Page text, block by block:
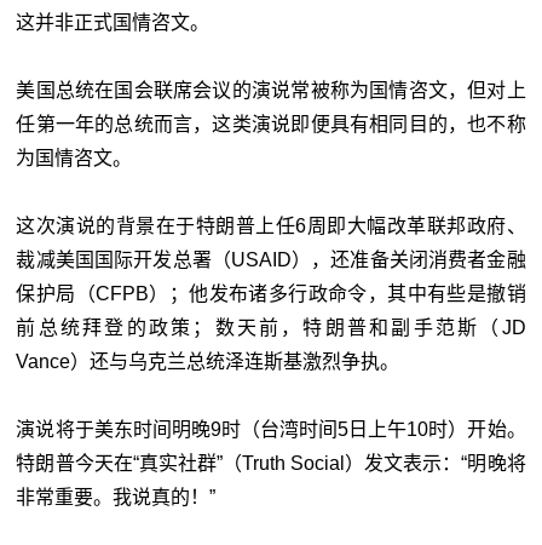
这并非正式国情咨文。
美国总统在国会联席会议的演说常被称为国情咨文，但对上
任第一年的总统而言，这类演说即便具有相同目的，也不称
为国情咨文。
这次演说的背景在于特朗普上任6周即大幅改革联邦政府、
裁减美国国际开发总署（USAID），还准备关闭消费者金融
保护局（CFPB）；他发布诸多行政命令，其中有些是撤销
前总统拜登的政策；数天前，特朗普和副手范斯（JD
Vance）还与乌克兰总统泽连斯基激烈争执。
演说将于美东时间明晚9时（台湾时间5日上午10时）开始。
特朗普今天在“真实社群”（Truth Social）发文表示：“明晚将
非常重要。我说真的！”